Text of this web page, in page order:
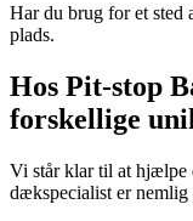
Har du brug for et sted
plads.
Hos Pit-stop
forskellige
Vi står klar til at hjælpe
dækspecialist er